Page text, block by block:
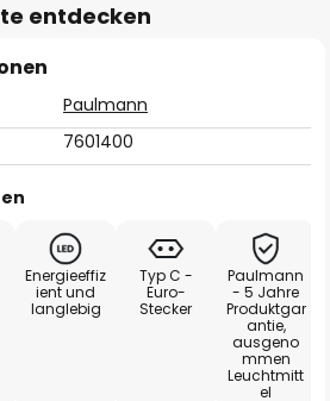
entdecken
Paulmann
7601400
Energieeffiz
ient und
langlebig
Typ C -
Euro-
Stecker
Paulmann
- 5 Jahre
Produktgar
antie,
ausgeno
mmen
Leuchtmitt
el